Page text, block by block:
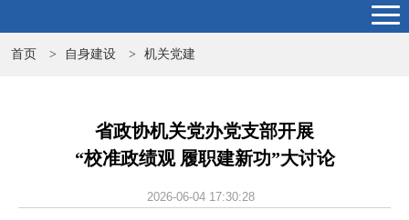
首页 > 自身建设 > 机关党建
省政协机关党办党支部开展
“校准政绩观 履职建新功”大讨论
2026-06-04 17:30:28